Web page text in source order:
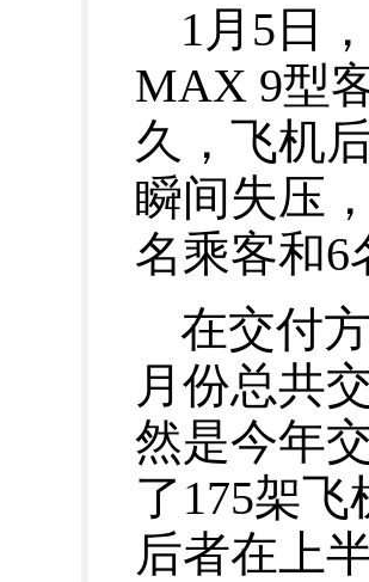
1月5日
MAX 9型
久，飞机
瞬间失压
名乘客和6
在交付
月份总共
然是今年
了175架
后者在上